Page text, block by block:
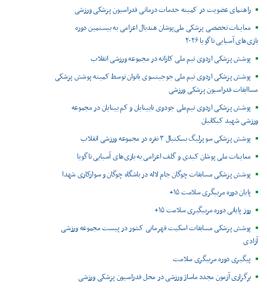
راهنمای عضویت در کمیته خدمات درمانی فدراسیون پزشکی ورزشی
معاینات تخصصی پزشکی ملی‌پوشان هندبال اعزامی به بیستمین دوره
بازی‌های آسیایی ناگویا ۲۰۲۶
پوشش پزشکی اردوی تیم ملی کاراته در مجموعه ورزشی انقلاب
پوشش پزشکی اردوی تیم ملی جوجیتسوی بانوان توسط کمیته پوشش پزشکی
مساابقات فدراسیون پزشکی ورزشی
پوشش پزشکی اردوی تیم‌ملی جودوی نابینایان و کم بینایان در مجموعه
ورزشی شهید کبکانیان
پوشش پزشکی سوپرلیگ بسکتبال ۳ نفره در مجموعه ورزشی انقلاب
معاینات ملی پوشان کبدی و گلف اعزامی به بازی‌های آسیایی ناگویا
پوشش پزشکی مسابقات چوگان جام لاله در باشگاه چوگان و سوارکاری شهدا
پایان دوره مربیگری سلامت ۱۵+
روز پایانی دوره مربیگیری سلامت ۱۵+
پوشش پزشکی مسابقات اسکیت قهرمانی کشور در پیست مجموعه ورزشی
آزادی
پیگیری دوره مربیگری سلامت
برگزاری آزمون مجدد ماساژ ورزشی در محل فدراسیون پزشکی ورزشی